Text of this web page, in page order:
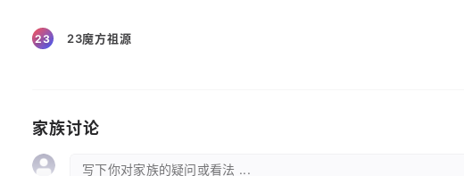
23 23魔方祖源
家族讨论
写下你对家族的疑问或看法 ...